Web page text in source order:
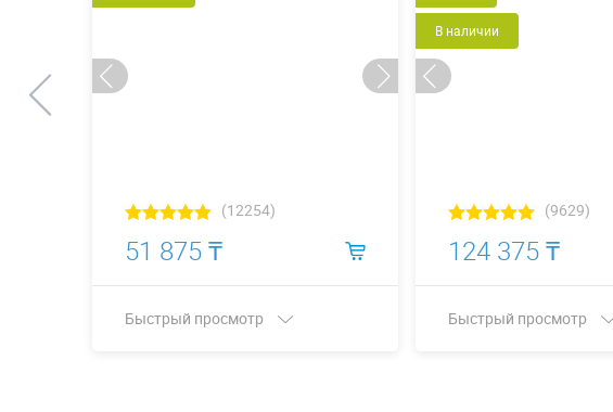
(12254)
51 875 ₸
Быстрый просмотр
В наличии
(9629)
124 375 ₸
Быстрый просмотр